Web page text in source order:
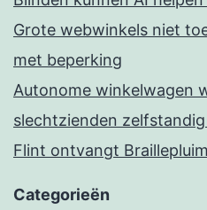
Grote webwinkels niet
met beperking
Autonome winkelwagen
slechtzienden
Flint ontvangt
Categorieën